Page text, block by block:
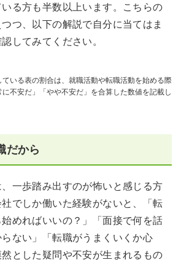
る方も半数以上います。こちらの
つ、以下の解説で自分に当てはま
してみてください。
いる表の割合は、就職活動や転職活動を始める際
不安だ」「やや不安だ」を合算した数値を記載し
だから
一歩踏み出すのが怖いと感じる方
でしか働いた経験がないと、「転
めればいいの？」「面接で何を話
ない」「転職がうまくいくか心
とした疑問や不安が生まれるもの